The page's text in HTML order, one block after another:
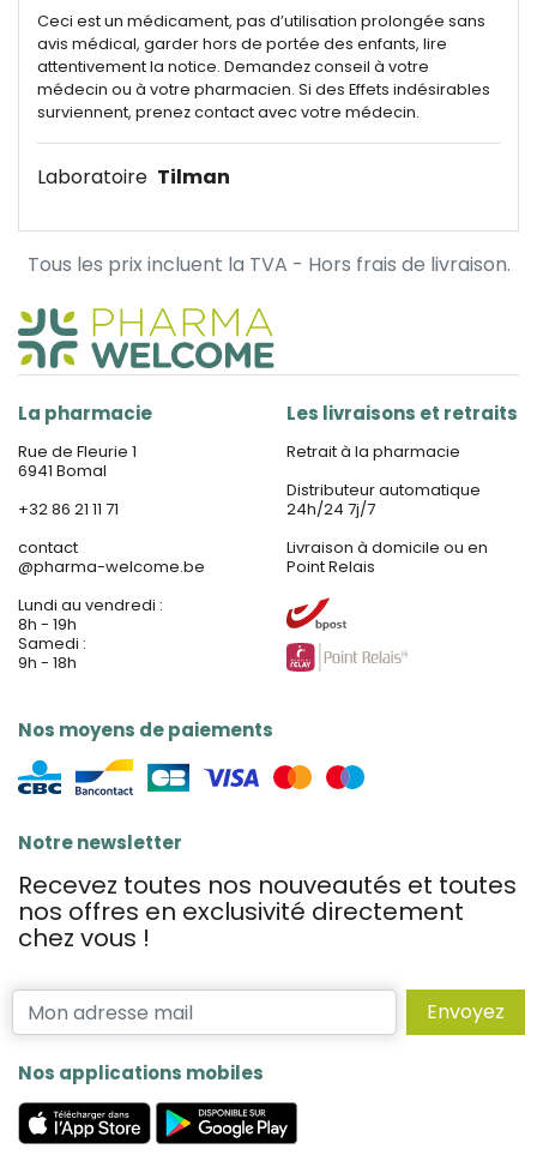
Ceci est un médicament, pas d’utilisation prolongée sans
avis médical, garder hors de portée des enfants, lire
attentivement la notice. Demandez conseil à votre
médecin ou à votre pharmacien. Si des Effets indésirables
surviennent, prenez contact avec votre médecin.
Laboratoire Tilman
Tous les prix incluent la TVA - Hors frais de livraison.
La pharmacie
Rue de Fleurie 1
6941 Bomal
+32 86 21 11 71
contact
@pharma-welcome.be
Lundi au vendredi :
8h - 19h
Samedi :
9h - 18h
Nos moyens de paiements
Les livraisons et retraits
Retrait à la pharmacie
Distributeur automatique
24h/24 7j/7
Livraison à domicile ou en
Point Relais
Notre newsletter
Recevez toutes nos nouveautés et toutes
nos offres en exclusivité directement
chez vous !
Envoyez
Nos applications mobiles